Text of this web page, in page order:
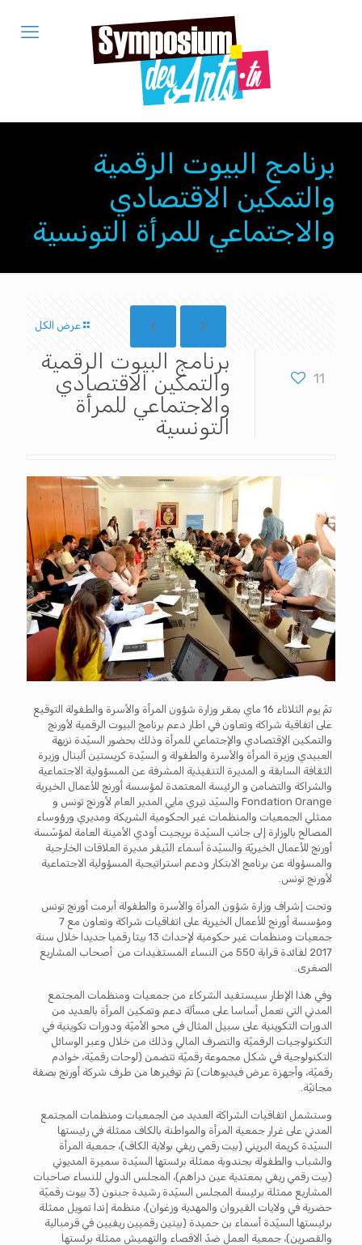
برنامج البيوت الرقمية
والتمكين الاقتصادي
والاجتماعي للمرأة التونسية
عرض الكل
11
برنامج البيوت الرقمية
والتمكين الاقتصادي
والاجتماعي للمرأة
التونسية
تمّ يوم الثلاثاء 16 ماي بمقر وزارة شؤون المرأة والأسرة والطفولة التوقيع
على اتفاقية شراكة وتعاون في اطار دعم برنامج البيوت الرقمية لأورنج
والتمكين الإقتصادي والإجتماعي للمرأة وذلك بحضور السيّدة نزيهة
العبيدي وزيرة المرأة والأسرة والطفولة و السيّدة كريستين ألبنال وزيرة
الثقافة السابقة و المديرة التنفيذية المشرفة عن المسؤولية الاجتماعية
والشراكة والتضامن و الرئيسة المعتمدة لمؤسسة أورنج للأعمال الخيرية
Fondation Orange والسيّد تيري مايي المدير العام لأورنج تونس و
ممثلي الجمعيات والمنظمات غير الحكومية الشريكة ومديري ورؤوساء
المصالح بالوزارة إلى جانب السيّدة بريجيت أودي الأمينة العامة لمؤسّسة
أورنج للأعمال الخيريّة والسيّدة أسماء النّيفر مديرة العلاقات الخارجية
والمسؤولة عن برنامج الابتكار ودعم استراتيجية المسؤولية الاجتماعية
لأورنج تونس.
وتحت إشراف وزارة شؤون المرأة والأسرة والطفولة أبرمت أورنج تونس
ومؤسسة أورنج للأعمال الخيرية على اتفاقيات شراكة وتعاون مع 7
جمعيات ومنظمات غير حكومية لإحداث 13 بيتا رقميا جديدا خلال سنة
2017 لفائدة قرابة 550 من النساء المستفيدات من أصحاب المشاريع
الصغرى.
وفي هذا الإطار سيستفيد الشركاء من جمعيات ومنظمات المجتمع
المدني التي تعمل أساسا على مسألة دعم وتمكين المرأة بالعديد من
الدورات التكوينية على سبيل المثال في محو الأميّة ودورات تكوينية في
التكنولوجيات الرقميّة والتصرف المالي وذلك من خلال وعبر الوسائل
التكنولوجية في شكل مجموعة رقميّة تتضمن (لوحات رقميّة، خوادم
رقميّة، وأجهزة عرض فيديوهات) تمّ توفيرها من طرف شركة أورنج بصفة
مجانيّة.
وستشمل اتفاقيات الشراكة العديد من الجمعيات ومنظمات المجتمع
المدني على غرار جمعية المرأة والمواطنة بالكاف ممثلة في رئيستها
السيّدة كريمة البريني (بيت رقمي ريفي بولاية الكاف)، جمعية المرأة
والشباب والطفولة بجندوبة ممثلة برئستها السيّدة سميرة المديوني
(بيت رقمي ريفي بمعتدية عين دراهم)، المجلس الدولي للنساء صاحبات
المشاريع ممثلة برئيسة المجلس السيّدة رشيدة جبنون (3 بيوت رقميّة
حضرية في ولايات القيروان والمهدية وزغوان)، منظمة إندا تمويل ممثلة
برئيستها السيّدة أسماء بن حميدة (بيتين رقميين ريفيين في قرمبالية
والقصرين)، جمعية العمل ضدّ الاقصاء والتهميش ممثلة برئستها